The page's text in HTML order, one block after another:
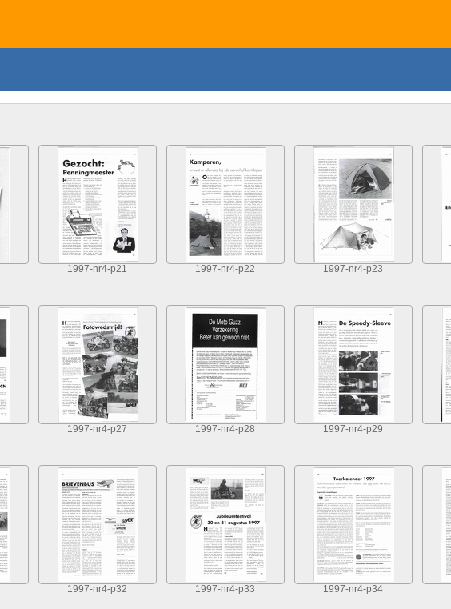
1997-nr4-p21 1997-nr4-p22 1997-nr4-p23
1997-nr4-p27 1997-nr4-p28 1997-nr4-p29
1997-nr4-p32 1997-nr4-p33 1997-nr4-p34